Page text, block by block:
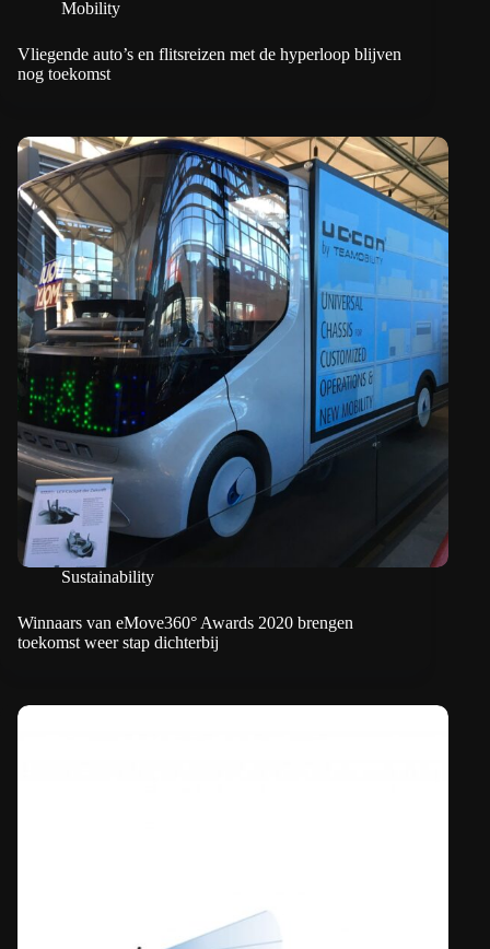
Mobility
Vliegende auto’s en flitsreizen met de hyperloop blijven
nog toekomst
Sustainability
Winnaars van eMove360° Awards 2020 brengen
toekomst weer stap dichterbij